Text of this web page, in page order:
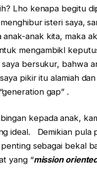
Lho kenapa begitu
isteri saya,
anak-anak kita, maka
mengambikl
bersukur, bahwa
pikir itu alamiah
gap” .
kepada anak,
ideal. Demikian
sebagai bekal
yang “mission